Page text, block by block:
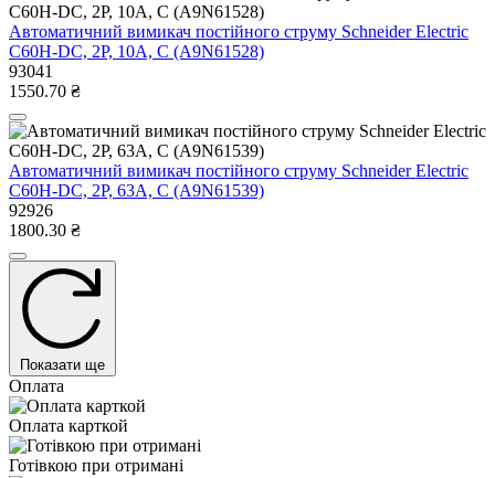
Автоматичний вимикач постійного струму Schneider Electric
C60H-DC, 2P, 10A, C (A9N61528)
93041
1550.70 ₴
Автоматичний вимикач постійного струму Schneider Electric
С60Н-DС, 2P, 63A, C (A9N61539)
92926
1800.30 ₴
Показати ще
Оплата
Оплата карткой
Готівкою при отримані